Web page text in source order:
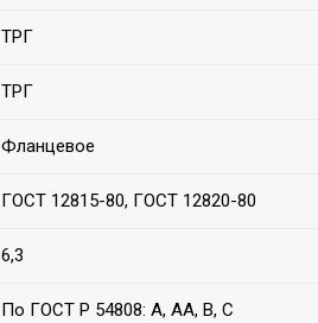
ТРГ
ТРГ
Фланцевое
ГОСТ 12815-80, ГОСТ 12820-80
6,3
По ГОСТ Р 54808: А, АА, B, C